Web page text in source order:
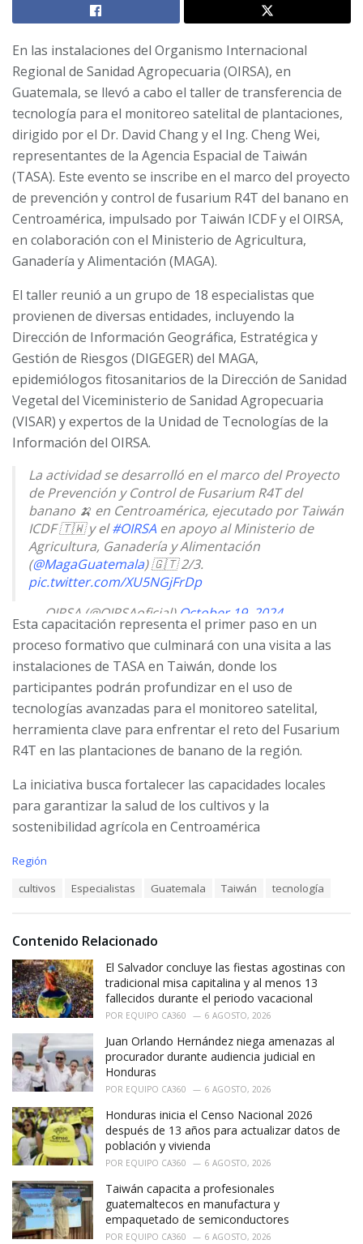
En las instalaciones del Organismo Internacional
Regional de Sanidad Agropecuaria (OIRSA), en
Guatemala, se llevó a cabo el taller de transferencia de
tecnología para el monitoreo satelital de plantaciones,
dirigido por el Dr. David Chang y el Ing. Cheng Wei,
representantes de la Agencia Espacial de Taiwán
(TASA). Este evento se inscribe en el marco del proyecto
de prevención y control de fusarium R4T del banano en
Centroamérica, impulsado por Taiwán ICDF y el OIRSA,
en colaboración con el Ministerio de Agricultura,
Ganadería y Alimentación (MAGA).
El taller reunió a un grupo de 18 especialistas que
provienen de diversas entidades, incluyendo la
Dirección de Información Geográfica, Estratégica y
Gestión de Riesgos (DIGEGER) del MAGA,
epidemiólogos fitosanitarios de la Dirección de Sanidad
Vegetal del Viceministerio de Sanidad Agropecuaria
(VISAR) y expertos de la Unidad de Tecnologías de la
Información del OIRSA.
La actividad se desarrolló en el marco del Proyecto
de Prevención y Control de Fusarium R4T del
banano 🍌 en Centroamérica, ejecutado por Taiwán
ICDF 🇹🇼 y el#OIRSA en apoyo al Ministerio de
Agricultura, Ganadería y Alimentación
(@MagaGuatemala) 🇬🇹 2/3.
pic.twitter.com/XU5NGjFrDp
— OIRSA (@OIRSAoficial) October 19, 2024
Esta capacitación representa el primer paso en un
proceso formativo que culminará con una visita a las
instalaciones de TASA en Taiwán, donde los
participantes podrán profundizar en el uso de
tecnologías avanzadas para el monitoreo satelital,
herramienta clave para enfrentar el reto del Fusarium
R4T en las plantaciones de banano de la región.
La iniciativa busca fortalecer las capacidades locales
para garantizar la salud de los cultivos y la
sostenibilidad agrícola en Centroamérica
C
r
i
e
s
:
Región
:
cultivos Especialistas Guatemala Taiwán tecnología
Contenido Relacionado
El Salvador concluye las fiestas agostinas con
tradicional misa capitalina y al menos 13
fallecidos durante el periodo vacacional
POR EQUIPO CA360 6 AGOSTO, 2026
Juan Orlando Hernández niega amenazas al
procurador durante audiencia judicial en
Honduras
POR EQUIPO CA360 6 AGOSTO, 2026
Honduras inicia el Censo Nacional 2026
después de 13 años para actualizar datos de
población y vivienda
POR EQUIPO CA360 6 AGOSTO, 2026
Taiwán capacita a profesionales
guatemaltecos en manufactura y
empaquetado de semiconductores
POR EQUIPO CA360 6 AGOSTO, 2026